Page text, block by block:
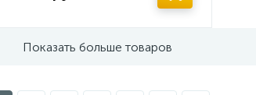
Показать больше товаров